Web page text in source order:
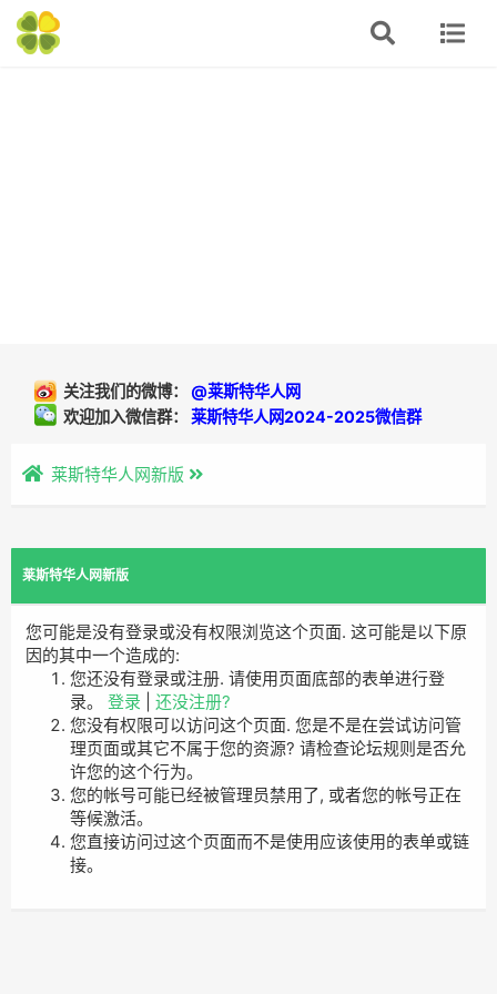
关注我们的微博： @莱斯特华人网
欢迎加入微信群： 莱斯特华人网2024-2025微信群
莱斯特华人网新版
莱斯特华人网新版
您可能是没有登录或没有权限浏览这个页面. 这可能是以下原
因的其中一个造成的:
您还没有登录或注册. 请使用页面底部的表单进行登
录。 登录
还没注册?
您没有权限可以访问这个页面. 您是不是在尝试访问管
理页面或其它不属于您的资源? 请检查论坛规则是否允
许您的这个行为。
您的帐号可能已经被管理员禁用了, 或者您的帐号正在
等候激活。
您直接访问过这个页面而不是使用应该使用的表单或链
接。